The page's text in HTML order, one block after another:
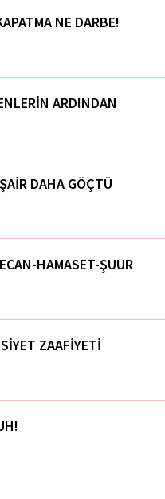
NE DARBE!
ARDINDAN
DAHA GÖÇTÜ
HAMASET-ŞUUR
ZAAFİYETİ